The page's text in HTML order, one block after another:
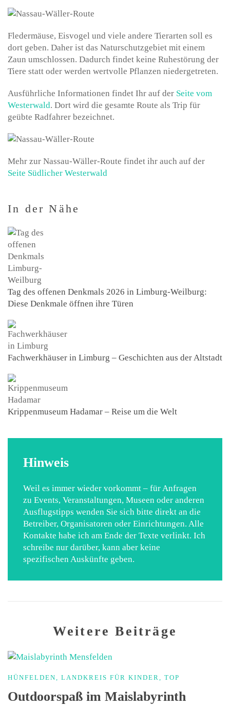
Fledermäuse, Eisvogel und viele andere Tierarten soll es
dort geben. Daher ist das Naturschutzgebiet mit einem
Zaun umschlossen. Dadurch findet keine Ruhestörung der
Tiere statt oder werden wertvolle Pflanzen niedergetreten.
Ausführliche Informationen findet Ihr auf der Seite vom
Westerwald. Dort wird die gesamte Route als Trip für
geübte Radfahrer bezeichnet.
Mehr zur Nassau-Wäller-Route findet ihr auch auf der
Seite Südlicher Westerwald
In der Nähe
Tag des offenen Denkmals 2026 in Limburg-Weilburg:
Diese Denkmale öffnen ihre Türen
Fachwerkhäuser in Limburg – Geschichten aus der Altstadt
Krippenmuseum Hadamar – Reise um die Welt
Hinweis
Weil es immer wieder vorkommt – für Anfragen
zu Events, Veranstaltungen, Museen oder anderen
Ausflugstipps wenden Sie sich bitte direkt an die
Betreiber, Organisatoren oder Einrichtungen. Alle
Kontakte habe ich am Ende der Texte verlinkt. Ich
schreibe nur darüber, kann aber keine
spezifischen Auskünfte geben.
Weitere Beiträge
HÜNFELDEN, LANDKREIS FÜR KINDER, TOP
Outdoorspaß im Maislabyrinth